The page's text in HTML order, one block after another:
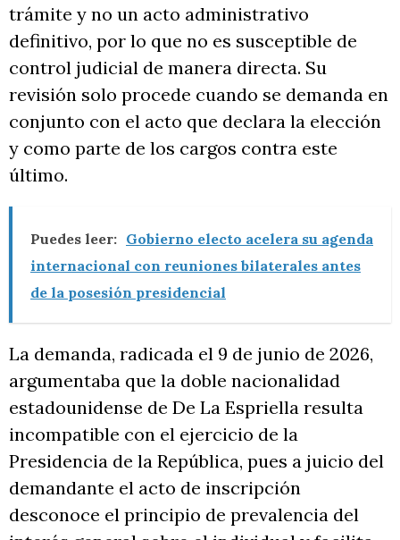
trámite y no un acto administrativo
definitivo, por lo que no es susceptible de
control judicial de manera directa. Su
revisión solo procede cuando se demanda en
conjunto con el acto que declara la elección
y como parte de los cargos contra este
último.
Puedes leer: Gobierno electo acelera su agenda
internacional con reuniones bilaterales antes
de la posesión presidencial
La demanda, radicada el 9 de junio de 2026,
argumentaba que la doble nacionalidad
estadounidense de De La Espriella resulta
incompatible con el ejercicio de la
Presidencia de la República, pues a juicio del
demandante el acto de inscripción
desconoce el principio de prevalencia del